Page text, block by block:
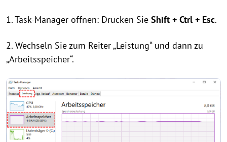
1. Task-Manager öffnen: Drücken Sie Shift + Ctrl + Esc.
2. Wechseln Sie zum Reiter „Leistung“ und dann zu
„Arbeitsspeicher“.